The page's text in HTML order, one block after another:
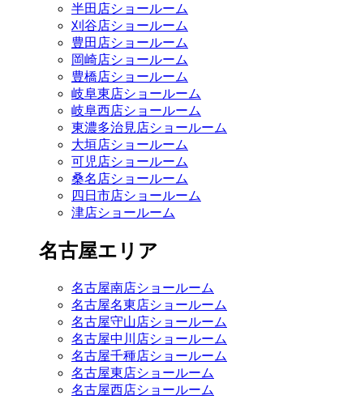
半田店ショールーム
刈谷店ショールーム
豊田店ショールーム
岡崎店ショールーム
豊橋店ショールーム
岐阜東店ショールーム
岐阜西店ショールーム
東濃多治見店ショールーム
大垣店ショールーム
可児店ショールーム
桑名店ショールーム
四日市店ショールーム
津店ショールーム
名古屋エリア
名古屋南店ショールーム
名古屋名東店ショールーム
名古屋守山店ショールーム
名古屋中川店ショールーム
名古屋千種店ショールーム
名古屋東店ショールーム
名古屋西店ショールーム